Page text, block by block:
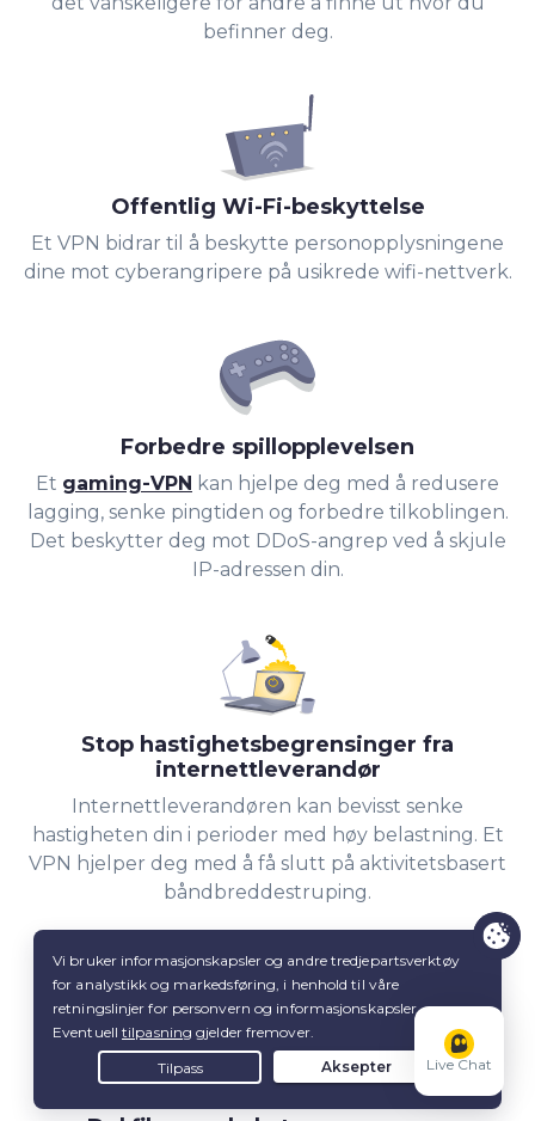
befinner deg.
Offentlig Wi-Fi-beskyttelse
Et VPN bidrar til å beskytte personopplysningene
dine mot cyberangripere på usikrede wifi-nettverk.
Forbedre spillopplevelsen
Et gaming-VPN kan hjelpe deg med å redusere
lagging, senke pingtiden og forbedre tilkoblingen.
Det beskytter deg mot DDoS-angrep ved å skjule
IP-adressen din.
Stop hastighetsbegrensinger fra
internettleverandør
Internettleverandøren kan bevisst senke
hastigheten din i perioder med høy belastning. Et
VPN hjelper deg med å få slutt på aktivitetsbasert
båndbreddestruping.
Live Chat